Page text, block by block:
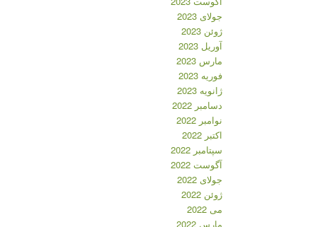
جولای 2023
ژوئن 2023
آوریل 2023
مارس 2023
فوریه 2023
ژانویه 2023
دسامبر 2022
نوامبر 2022
اکتبر 2022
سپتامبر 2022
آگوست 2022
جولای 2022
ژوئن 2022
می 2022
مارس 2022